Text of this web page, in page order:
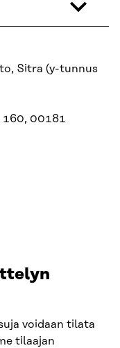
Sitra (y-tunnus
160, 00181
voidaan tilata
tilaajan